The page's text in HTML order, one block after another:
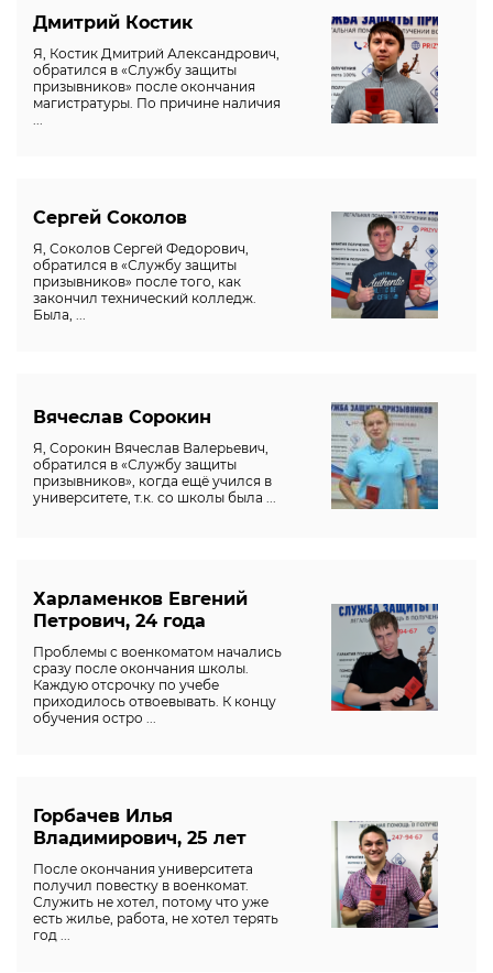
Дмитрий Костик
Я, Костик Дмитрий Александрович,
обратился в «Службу защиты
призывников» после окончания
магистратуры. По причине наличия
...
Сергей Соколов
Я, Соколов Сергей Федорович,
обратился в «Службу защиты
призывников» после того, как
закончил технический колледж.
Была, ...
Вячеслав Сорокин
Я, Сорокин Вячеслав Валерьевич,
обратился в «Службу защиты
призывников», когда ещё учился в
университете, т.к. со школы была ...
Харламенков Евгений
Петрович, 24 года
Проблемы с военкоматом начались
сразу после окончания школы.
Каждую отсрочку по учебе
приходилось отвоевывать. К концу
обучения остро ...
Горбачев Илья
Владимирович, 25 лет
После окончания университета
получил повестку в военкомат.
Служить не хотел, потому что уже
есть жилье, работа, не хотел терять
год ...